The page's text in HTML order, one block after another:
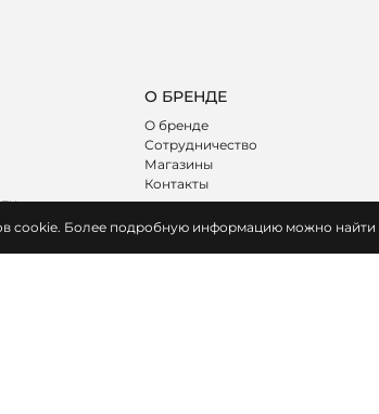
cookie. Более подробную информацию можно найти
О БРЕНДЕ
О бренде
Сотрудничество
Магазины
Контакты